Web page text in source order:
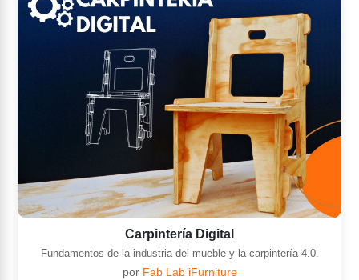
Carpintería Digital
Fundamentos de la industria del mueble y la carpintería 4.0.
por Fab Lab iFurniture